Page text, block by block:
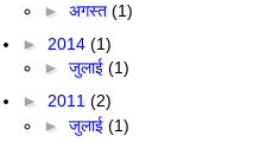
► अगस्त (1)
► 2014 (1)
► जुलाई (1)
► 2011 (2)
► जुलाई (1)